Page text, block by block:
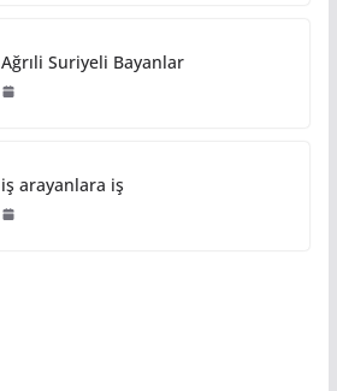
Ağrıli Suriyeli Bayanlar
iş arayanlara iş